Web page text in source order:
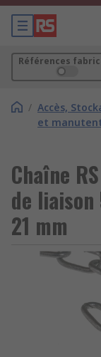
Références
/ Accès,
et
Chaîne
de
21 mm